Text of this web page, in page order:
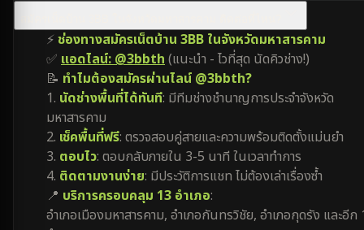
⚡ ช่องทางสมัครเน็ตบ้าน 3BB ในจังหวัดมหาสารคาม
✅ แอดไลน์: @3bbth (แนะนำ - ไวที่สุด นัดคิวช่าง!)
📝 ทำไมต้องสมัครผ่านไลน์ @3bbth?
1. นัดช่างพื้นที่ได้ทันที: มีทีมช่างชำนาญการประจำจังหวัด
มหาสารคาม
2. เช็คพื้นที่ฟรี: ตรวจสอบคู่สายและความพร้อมติดตั้งแม่นยำ
3. ตอบไว: ตอบกลับภายใน 3-5 นาที ในเวลาทำการ
4. ติดตามงานง่าย: มีประวัติการแชท ไม่ต้องเล่าเรื่องซ้ำ
📍 บริการครอบคลุม 13 อำเภอ:
อำเภอเมืองมหาสารคาม, อำเภอกันทรวิชัย, อำเภอกุดรัง และอีก